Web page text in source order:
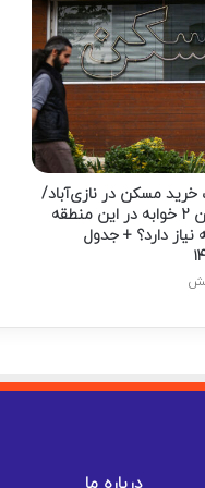
مسکن در نازی‌آباد/
خرید آپارتمان ۲ خوابه در این منطقه
نیاز دارد؟ + جدول